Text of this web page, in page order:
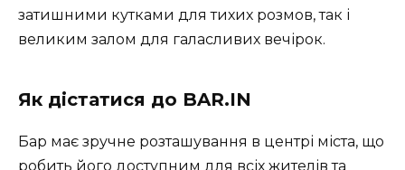
затишними кутками для тихих розмов, так і
великим залом для галасливих вечірок.
Як дістатися до BAR.IN
Бар має зручне розташування в центрі міста, що
робить його доступним для всіх жителів та